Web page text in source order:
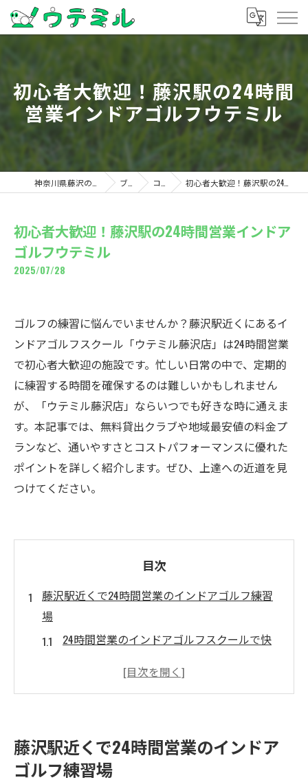
初心者大歓迎！藤沢駅の24時間
営業インドアゴルフウテミル
ブログ コラム 初心者大歓迎！藤沢駅の24時間営業インドアゴルフウテミル
初心者大歓迎！藤沢駅の24時間営業インドア
ゴルフウテミル
2025/07/28
ゴルフの練習に悩んでいませんか？藤沢駅近くにあるイ
ンドアゴルフスクール「ウテミル藤沢店」は24時間営業
で初心者大歓迎の施設です。忙しい日常の中で、定期的
に練習する時間を確保するのは難しいかもしれません
が、「ウテミル藤沢店」ならいつでも好きな時に通えま
す。本記事では、無料貸出クラブや地域最安値の料金プ
ランなど、通いやすさとコストパフォーマンスに優れた
ポイントを詳しく紹介します。ぜひ、上達への近道を見
つけてください。
目次
藤沢駅近くで24時間営業のインドアゴルフ練習
場
24時間営業のインドアゴルフスクールで快
藤沢駅近くで深夜も安心のゴルフ練習環境
ルアップ
インドアゴルフスクールなら仕事帰りも自
藤沢駅近くで24時間営業のインドア
ゴルフ練習場